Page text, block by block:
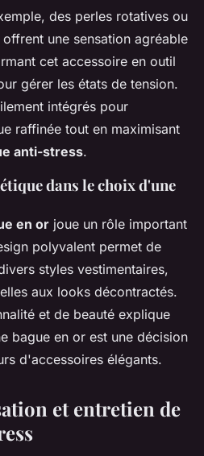
des perles rotatives ou
une sensation agréable
cet accessoire en outil
gérer les états de tension.
intégrés pour
raffinée tout en maximisant
anti-stress.
dans le choix d'une
en or joue un rôle important
polyvalent permet de
styles vestimentaires,
aux looks décontractés.
et de beauté explique
bague en or est une décision
d'accessoires élégants.
et entretien de